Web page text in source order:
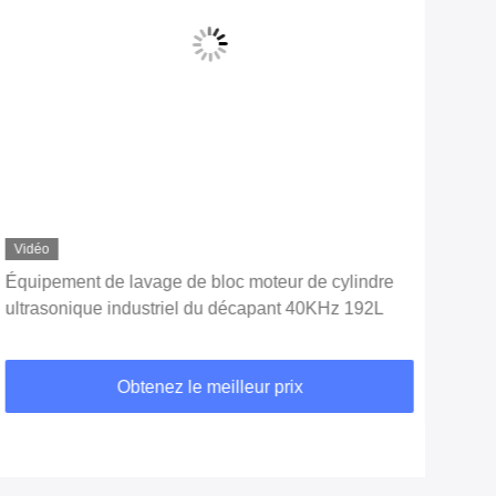
Vidéo
Équipement de lavage de bloc moteur de cylindre
ultrasonique industriel du décapant 40KHz 192L
Obtenez le meilleur prix